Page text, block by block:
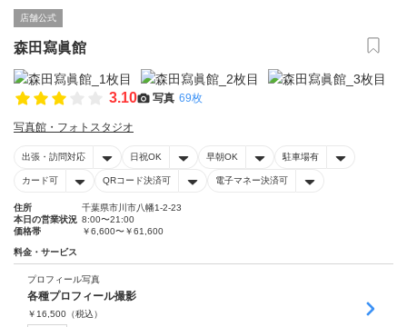
店舗公式
森田寫眞館
3.10 写真 69枚
写真館・フォトスタジオ
出張・訪問対応 日祝OK 早朝OK 駐車場有
カード可 QRコード決済可 電子マネー決済可
住所
千葉県市川市八幡1-2-23
本日の営業状況 8:00〜21:00
価格帯
￥6,600〜￥61,600
料金・サービス
プロフィール写真
各種プロフィール撮影
￥ 16,500 （税込）